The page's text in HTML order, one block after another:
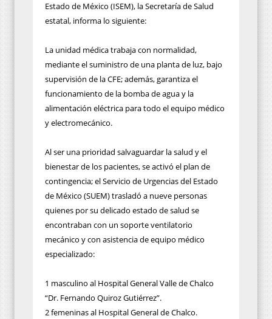
Estado de México (ISEM), la Secretaría de Salud
estatal, informa lo siguiente:
La unidad médica trabaja con normalidad,
mediante el suministro de una planta de luz, bajo
supervisión de la CFE; además, garantiza el
funcionamiento de la bomba de agua y la
alimentación eléctrica para todo el equipo médico
y electromecánico.
Al ser una prioridad salvaguardar la salud y el
bienestar de los pacientes, se activó el plan de
contingencia; el Servicio de Urgencias del Estado
de México (SUEM) trasladó a nueve personas
quienes por su delicado estado de salud se
encontraban con un soporte ventilatorio
mecánico y con asistencia de equipo médico
especializado:
1 masculino al Hospital General Valle de Chalco
“Dr. Fernando Quiroz Gutiérrez”.
2 femeninas al Hospital General de Chalco.